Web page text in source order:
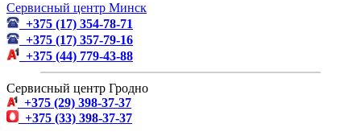
Сервисный центр Минск
+375 (17) 354-78-71
+375 (17) 357-79-16
+375 (44) 779-43-88
Сервисный центр Гродно
+375 (29) 398-37-37
+375 (33) 398-37-37